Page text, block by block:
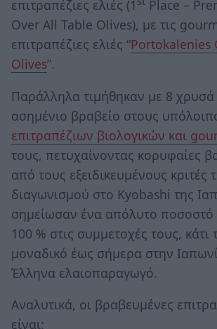
επιτραπέζιες ελιές (1
Place –
Over All Table Olives), με τις
επιτραπέζιες ελιές “Portokalenies
Olives”.
Παράλληλα τιμήθηκαν με 8 χρυσά
ασημένιο βραβείο στους
επιτραπέζιων βιολογικών και
τους, πετυχαίνοντας κορυφαίες
από τους εξειδικευμένους κριτές
διαγωνισμού στο Kyobashi της
σημείωσαν ένα απόλυτο ποσοστό
100 % στις συμμετοχές τους, κάτι
μοναδικό έως σήμερα στην
Έλληνα ελαιοπαραγωγό.
Αναλυτικά, οι βραβευμένες
είναι: